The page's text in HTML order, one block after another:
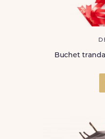
Buchet